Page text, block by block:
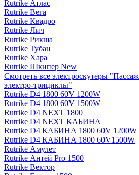
Rutrike Атлас
Rutrike Вега
Rutrike Квадро
Rutrike Лич
Rutrike Рикша
Rutrike Тубан
Rutrike Хара
Rutrike Шкипер New
Смотреть все электро­скутеры
электро‑трициклы"
Rutrike D4 1800 60V 1200W
Rutrike D4 1800 60V 1500W
Rutrike D4 NEXT 1800
Rutrike D4 NEXT КАБИНА
Rutrike D4 КАБИНА 1800 60V 1200W
Rutrike D4 КАБИНА 1800 60V1500W
Rutrike Амулет
Rutrike Антей Pro 1500
Rutrike Вектор